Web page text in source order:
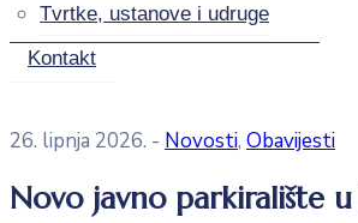
Tvrtke, ustanove i udruge
Kontakt
26. lipnja 2026. - Novosti‚ Obavijesti
Novo javno parkiralište